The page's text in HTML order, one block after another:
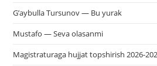
G’aybulla Tursunov — Bu yurak
Mustafo — Seva olasanmi
Magistraturaga hujjat topshirish 2026-